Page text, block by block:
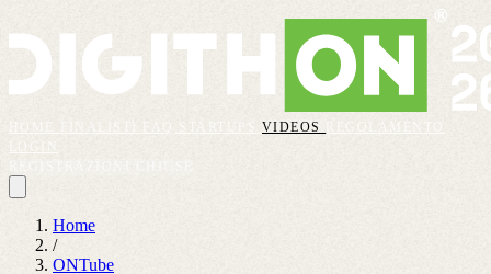
VIDEOS
REGOLAMENTO
Home
/
ONTube